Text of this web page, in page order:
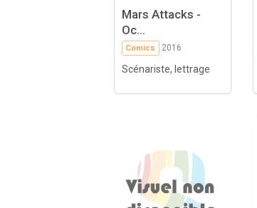
Mars Attacks -
Oc...
Comics 2016
Scénariste, lettrage